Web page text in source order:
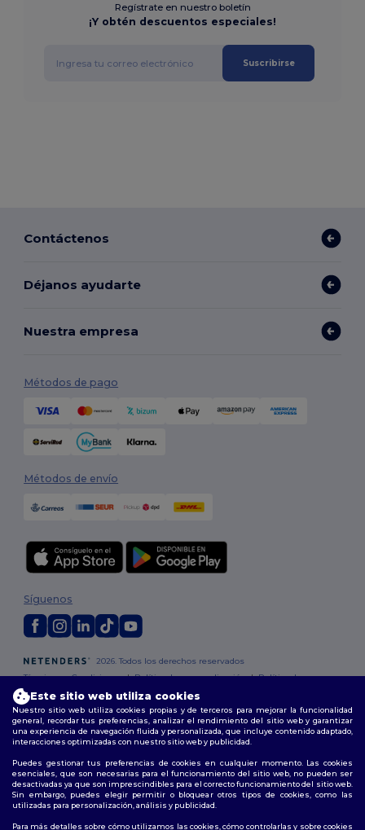
Regístrate en nuestro boletín
¡Y obtén descuentos especiales!
Suscribirse
Contáctenos
Déjanos ayudarte
Nuestra empresa
Métodos de pago
Métodos de envío
2026. Todos los derechos reservados
Términos y Condiciones|Política de personalización|Política de
Privacidad| Política de Cookies Mapa del sitio
Síguenos
Madrid |Barcelona| Valencia | Seville |Zaragoza | Málaga|Murcia |
Palma |Bilbao|Alicante
Este sitio web utiliza cookies
Nuestro sitio web utiliza cookies propias y de terceros para mejorar la funcionalidad
general, recordar tus preferencias, analizar el rendimiento del sitio web y garantizar
una experiencia de navegación fluida y personalizada, que incluye contenido adaptado,
interacciones optimizadas con nuestro sitio web y publicidad.
Puedes gestionar tus preferencias de cookies en cualquier momento. Las cookies
esenciales, que son necesarias para el funcionamiento del sitio web, no pueden ser
desactivadas ya que son imprescindibles para el correcto funcionamiento del sitio web.
Sin embargo, puedes elegir permitir o bloquear otros tipos de cookies, como las
utilizadas para personalización, análisis y publicidad.
Para más detalles sobre cómo utilizamos las cookies, cómo controlarlas y sobre cookies